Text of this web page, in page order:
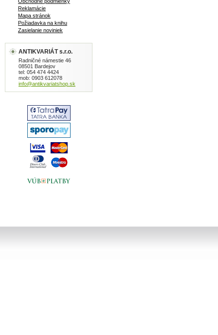
Reklamácie
Mapa stránok
Požiadavka na knihu
Zasielanie noviniek
ANTIKVARIÁT s.r.o.
Radničné námestie 46
08501 Bardejov
tel: 054 474 4424
mob: 0903 612078
info@antikvariatshop.sk